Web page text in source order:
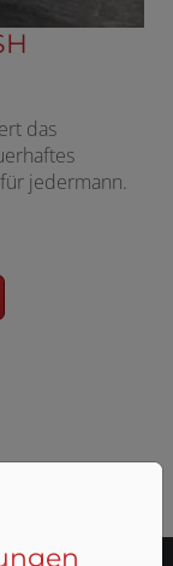
das
jedermann.